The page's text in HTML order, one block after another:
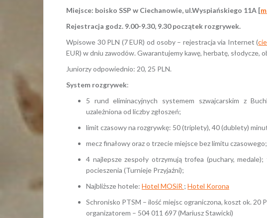
Miejsce: boisko SSP w Ciechanowie, ul.Wyspiańskiego 11A [
Rejestracja godz. 9.00-9.30, 9.30początek rozgrywek.
Wpisowe 30 PLN (7 EUR) od osoby – rejestracja via Internet (
EUR) w dniu zawodów. Gwarantujemy kawę, herbatę, słodycze,
Juniorzy odpowiednio: 20, 25 PLN.
System rozgrywek:
5 rund eliminacyjnych systemem szwajcarskim z
uzależniona od liczby zgłoszeń;
limit czasowy na rozgrywkę: 50 (triplety), 40 (dublety)
mecz finałowy oraz o trzecie miejsce bez limitu czasowego;
4 najlepsze zespoły otrzymują trofea (puchary,
pocieszenia (Turnieje Przyjaźni);
Najbliższe hotele: Hotel MOSiR ; Hotel Korona
Schronisko PTSM – ilość miejsc ograniczona, koszt ok. 20
organizatorem – 504 011 697 (Mariusz Stawicki)